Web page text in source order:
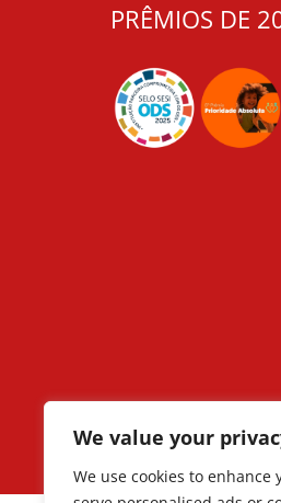
We value your
We use cookies to
PRÊMIOS DE